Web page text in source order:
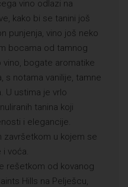
vino odlazi na
kako bi se tanini još
punjenja, vino još neko
bocama od tamnog
vino, bogate aromatike
s notama vanilije, tamne
U ustima je vrlo
tanina koji
i elegancije.
završetkom u kojem se
voća.
rešetkom od kovanog
Hills na Pelješcu,